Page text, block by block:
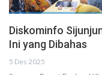
Diskominfo
Ini yang Dibahas
5 Des 2025